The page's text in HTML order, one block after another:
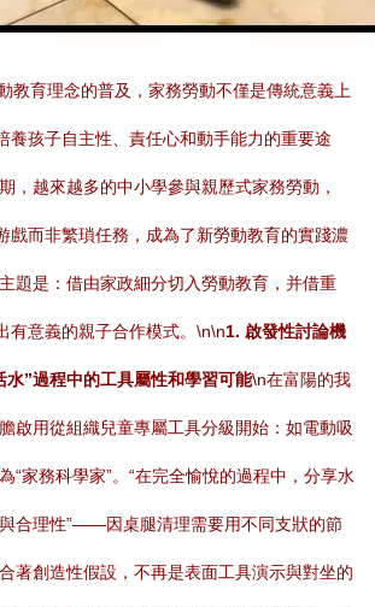
教育理念的普及，家務勞動不僅是傳統意義上
養孩子自主性、責任心和動手能力的重要途
，越來越多的中小學參與親歷式家務勞動，
戲而非繁瑣任務，成為了新勞動教育的實踐濃
題是：借由家政細分切入勞動教育，并借重
有意義的親子合作模式。\n\n1. 啟發性討論機
水”過程中的工具屬性和學習可能\n在富陽的我
啟用從組織兒童專屬工具分級開始：如電動吸
“家務科學家”。“在完全愉悅的過程中，分享水
合理性”——因桌腿清理需要用不同支狀的節
著創造性假設，不再是表面工具演示與對坐的